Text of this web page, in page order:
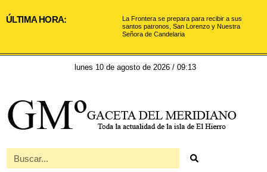
ÚLTIMA HORA:
La Frontera se prepara para recibir a sus
santos patronos, San Lorenzo y Nuestra
Señora de Candelaria
lunes 10 de agosto de 2026 / 09:13